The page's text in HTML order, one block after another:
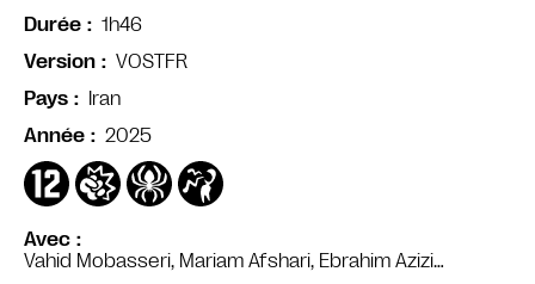
Avec
Vahid Mobasseri, Mariam Afshari, Ebrahim Azizi…
Durée
1h46
Version
VOSTFR
Pays
Iran
Année
2025